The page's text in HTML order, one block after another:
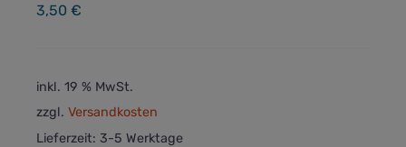
3,50 €
inkl. 19 % MwSt.
zzgl. Versandkosten
Lieferzeit: 3-5 Werktage